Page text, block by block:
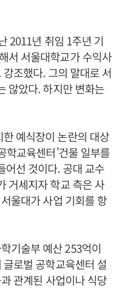
2011년 취임 1주년 기
서 서울대학교가 수익사
조했다. 그의 말대로 서
않았다. 하지만 변화는
예식장이 논란의 대상
학교육센터’건물 일부를
어선 것이다. 공대 교수
거세지자 학교 측은 사
울대가 사업 기회를 항
기술부 예산 253억이
로벌 공학교육센터 설
관계된 사업이나 식당